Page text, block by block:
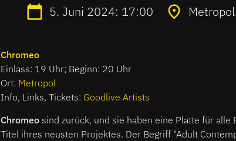
5. Juni 2024: 17:00
Chromeo
Einlass: 19 Uhr; Beginn: 20 Uhr
Ort: Metropol
Info, Links, Tickets: Goodlive Artists
Chromeo sind zurück, und sie haben eine Platte für alle
Titel ihres neusten Projektes. Der Begriff "Adult